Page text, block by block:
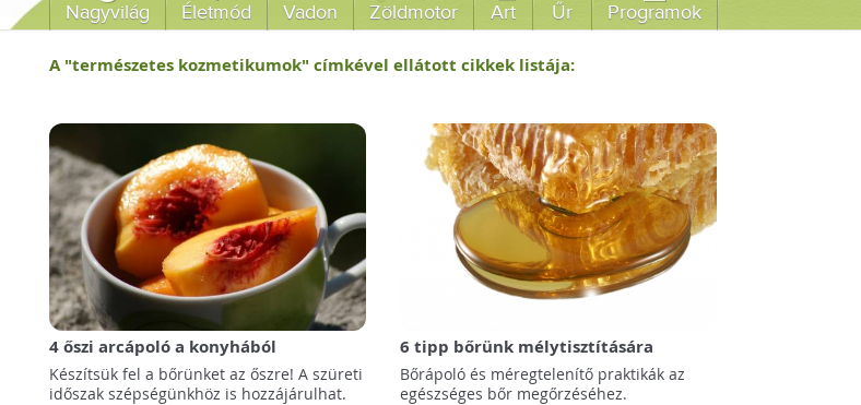
Nagyvilág Életmód Vadon Zöldmotor Art Űr Programok
A "természetes kozmetikumok" címkével ellátott cikkek listája:
4 őszi arcápoló a konyhából
Készítsük fel a bőrünket az őszre! A szüreti
időszak szépségünkhöz is hozzájárulhat.
6 tipp bőrünk mélytisztítására
Bőrápoló és méregtelenítő praktikák az
egészséges bőr megőrzéséhez.